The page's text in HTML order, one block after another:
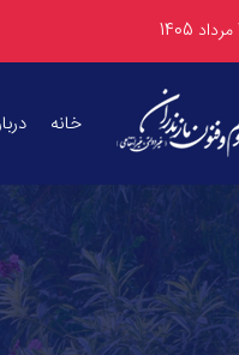
خانه